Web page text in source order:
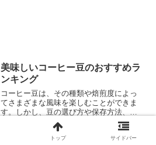
美味しいコーヒー豆のおすすめラ
ンキング
コーヒー豆は、その種類や焙煎度によっ
てさまざまな風味を楽しむことができま
す。しかし、豆の選び方や保存方法、さ
らにはおすすめの豆のランキングを知る
ことは、美味しいコーヒーを楽しむ上で
重要な要素と言えるでしょう。本記事で
トップ サイドバー